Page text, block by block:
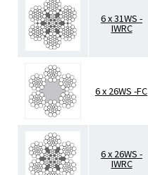
6 x 31WS -
IWRC
6 x 26WS -FC
6 x 26WS -
IWRC